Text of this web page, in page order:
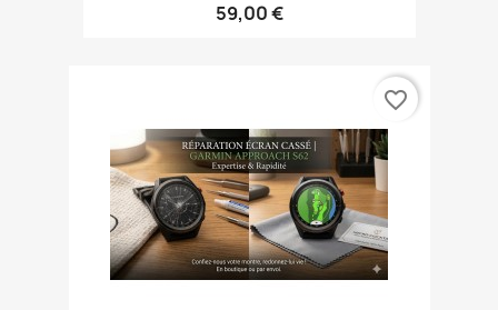
59,00 €
favorite_border